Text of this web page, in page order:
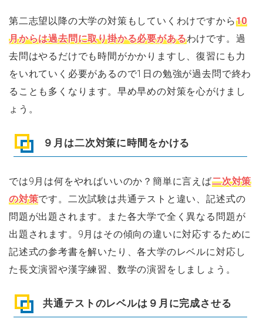
第二志望以降の大学の対策もしていくわけですから10
月からは過去問に取り掛かる必要があるわけです。過
去問はやるだけでも時間がかかりますし、復習にも力
をいれていく必要があるので1日の勉強が過去問で終わ
ることも多くなります。早め早めの対策を心がけまし
ょう。
９月は二次対策に時間をかける
では9月は何をやればいいのか？簡単に言えば二次対策
の対策です。二次試験は共通テストと違い、記述式の
問題が出題されます。また各大学で全く異なる問題が
出題されます。9月はその傾向の違いに対応するために
記述式の参考書を解いたり、各大学のレベルに対応し
た長文演習や漢字練習、数学の演習をしましょう。
共通テストのレベルは９月に完成させる